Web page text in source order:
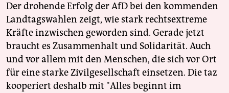
Der drohende Erfolg der AfD bei den kommenden
Landtagswahlen zeigt, wie stark rechtsextreme
Kräfte inzwischen geworden sind. Gerade jetzt
braucht es Zusammenhalt und Solidarität. Auch
und vor allem mit den Menschen, die sich vor Ort
für eine starke Zivilgesellschaft einsetzen. Die taz
kooperiert deshalb mit "Alles beginnt im